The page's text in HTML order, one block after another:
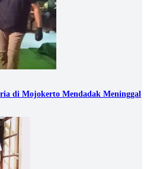
di Mojokerto Mendadak Meninggal